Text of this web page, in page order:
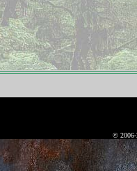
© 2006-